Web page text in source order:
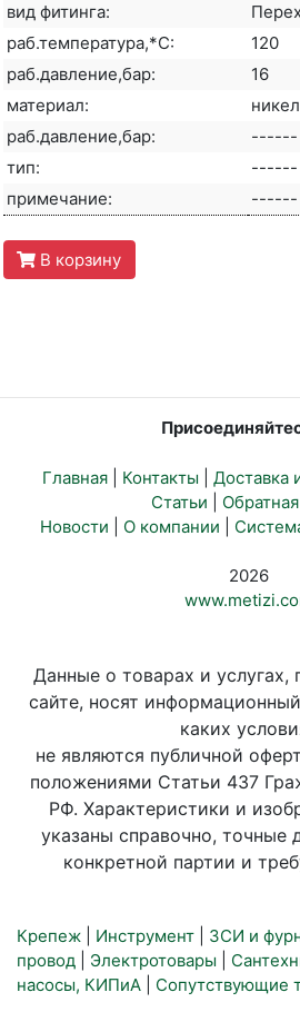
вид фитинга:
раб.температура,*С:
120
раб.давление,бар:
16
материал:
раб.давление,бар:
------
тип:
------
примечание:
------
В корзину
Главная Контакты Доставка
Статьи
Новости
О компании
2026
Данные о товарах и услугах,
сайте, носят
каких
не являются публичной
положениями Статьи 437
РФ. Характеристики и
указаны справочно, точные
конкретной партии и
Крепеж Инструмент ЗСИ и
провод
Электротовары
насосы, КИПиА
Сопутствующие